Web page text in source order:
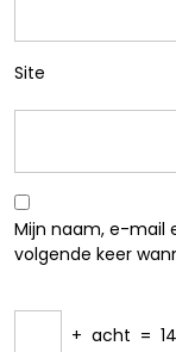
Site
Mijn naam, e-mail
volgende keer
+ acht = 14